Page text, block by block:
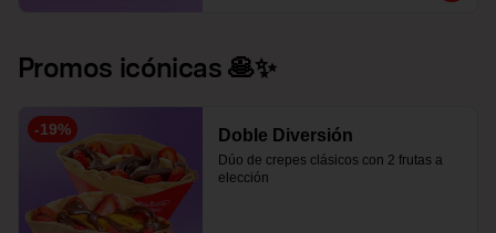
Promos icónicas 🥞✨
-19% Doble Diversión
Dúo de crepes clásicos con 2 frutas a
elección